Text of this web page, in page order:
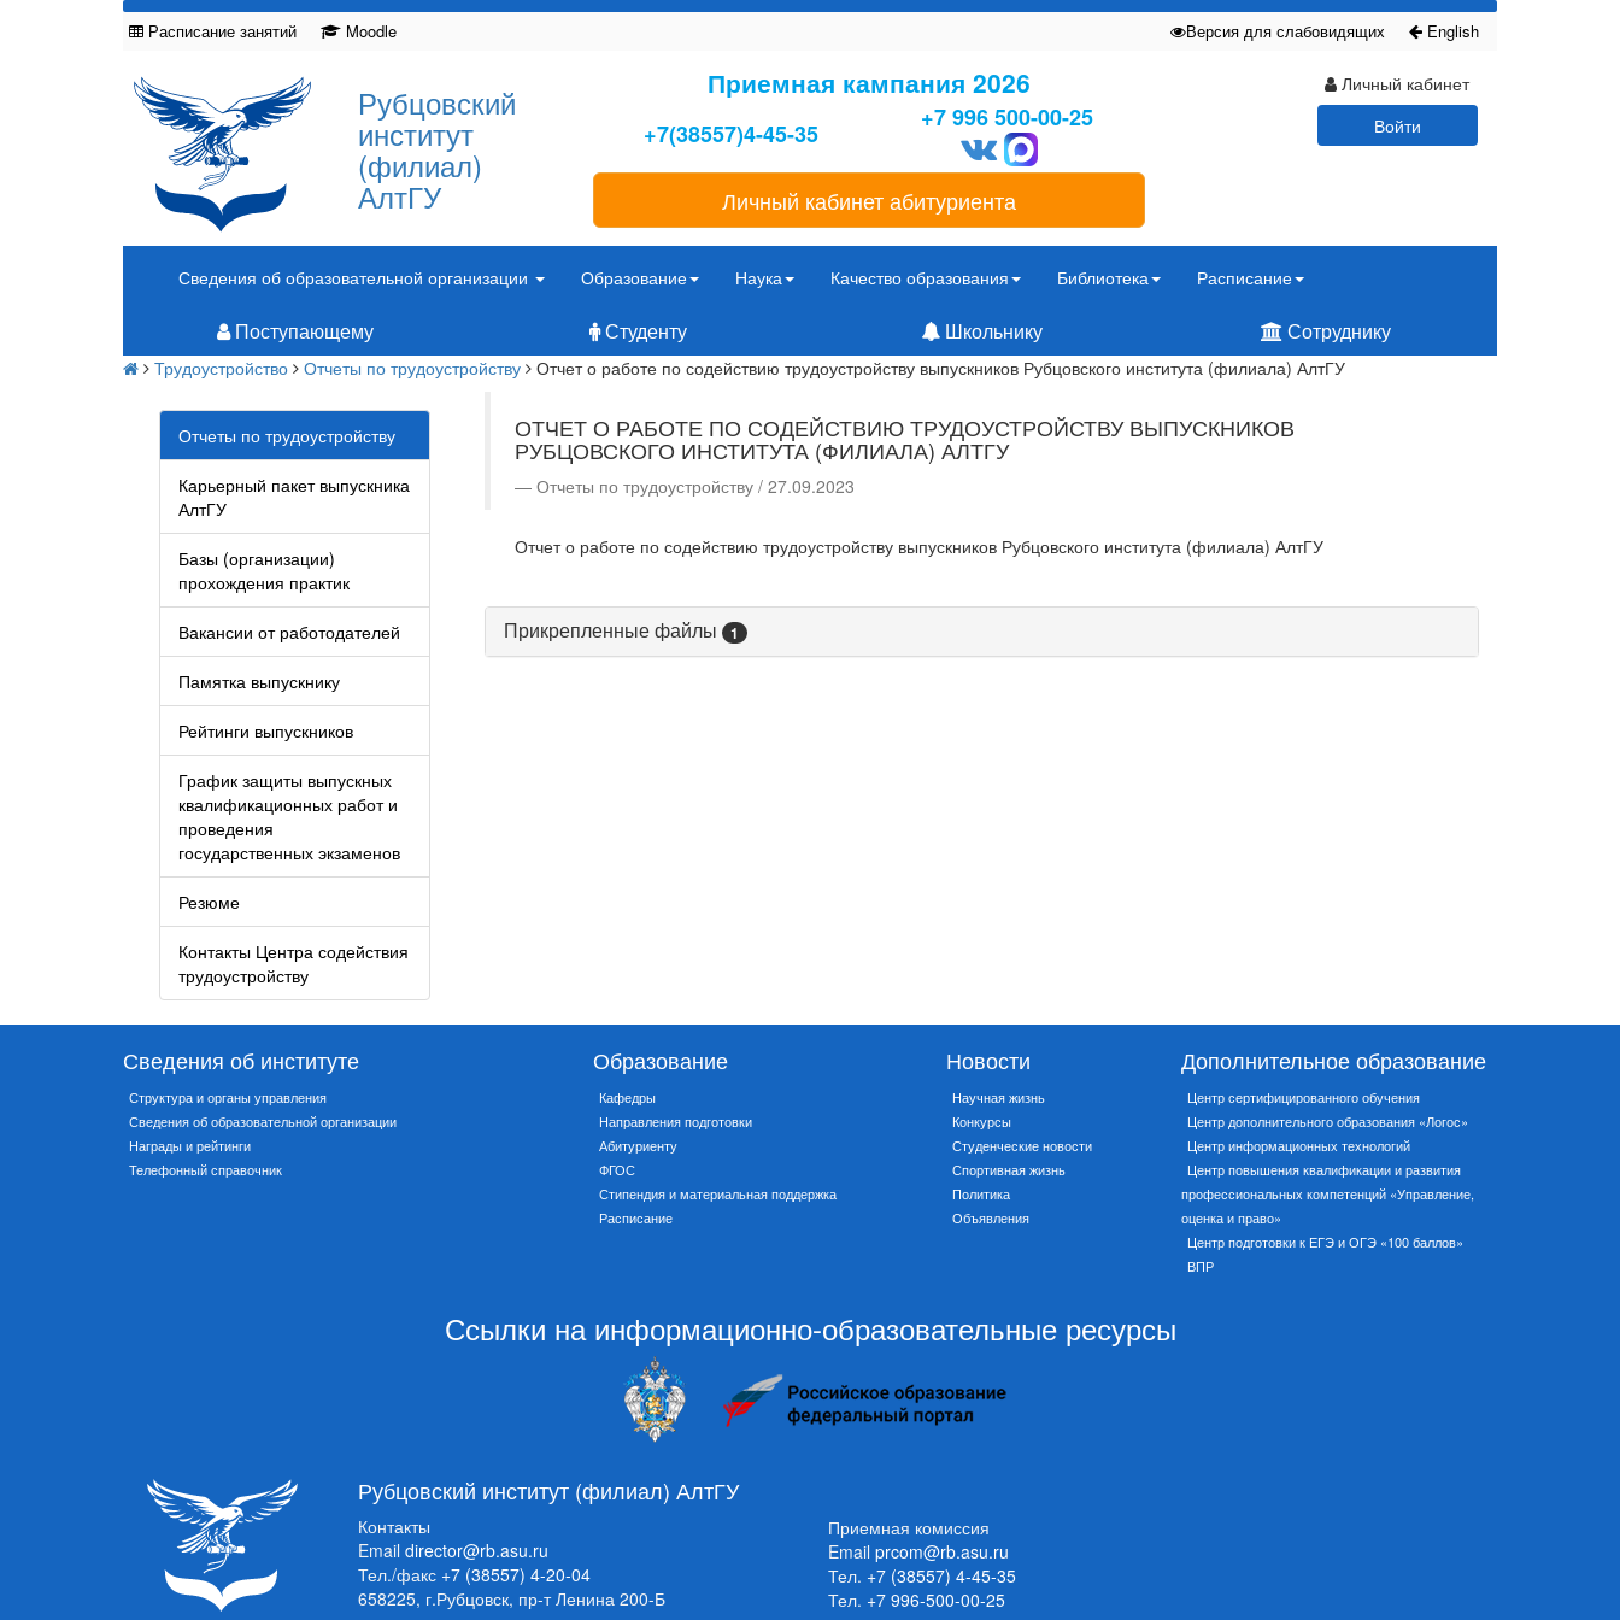
Расписание занятий Moodle English
Версия для слабовидящих
Рубцовский
институт
(филиал)
АлтГУ
Приемная кампания 2026
+7(38557)4-45-35
+7 996 500-00-25
Личный кабинет абитуриента
Личный кабинет
Войти
Сведения об образовательной организации Образование Наука Качество образования Библиотека Расписание
Поступающему Студенту Школьнику Сотруднику
Трудоустройство Отчеты по трудоустройству Отчет о работе по содействию трудоустройству выпускников Рубцовского института (филиала) АлтГУ
Отчеты по трудоустройству
Карьерный пакет выпускника
АлтГУ
Базы (организации)
прохождения практик
Вакансии от работодателей
Памятка выпускнику
Рейтинги выпускников
График защиты выпускных
квалификационных работ и
проведения
государственных экзаменов
Резюме
Контакты Центра содействия
трудоустройству
ОТЧЕТ О РАБОТЕ ПО СОДЕЙСТВИЮ ТРУДОУСТРОЙСТВУ ВЫПУСКНИКОВ
РУБЦОВСКОГО ИНСТИТУТА (ФИЛИАЛА) АЛТГУ
Отчеты по трудоустройству / 27.09.2023
Отчет о работе по содействию трудоустройству выпускников Рубцовского института (филиала) АлтГУ
Прикрепленные файлы 1
Сведения об институте
Структура и органы управления
Сведения об образовательной организации
Награды и рейтинги
Телефонный справочник
Образование
Кафедры
Направления подготовки
Абитуриенту
ФГОС
Стипендия и материальная поддержка
Расписание
Новости
Научная жизнь
Конкурсы
Студенческие новости
Спортивная жизнь
Политика
Объявления
Дополнительное образование
Центр сертифицированного обучения
Центр дополнительного образования «Логос»
Центр информационных технологий
Центр повышения квалификации и развития
профессиональных компетенций «Управление,
оценка и право»
Центр подготовки к ЕГЭ и ОГЭ «100 баллов»
ВПР
Ссылки на информационно-образовательные ресурсы
Рубцовский институт (филиал) АлтГУ
Контакты
Email director@rb.asu.ru
Тел./факс +7 (38557) 4-20-04
658225, г.Рубцовск, пр-т Ленина 200-Б
Приемная комиссия
Email prcom@rb.asu.ru
Тел. +7 (38557) 4-45-35
Тел. +7 996-500-00-25